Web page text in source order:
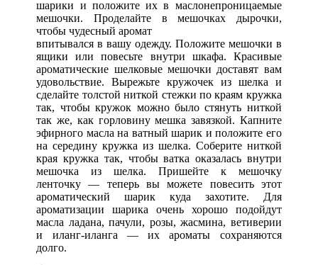
шарики и положите их в маслонепроницаемые
мешочки. Проделайте в мешочках дырочки,
чтобы чудесный аромат
впитывался в вашу одежду. Положите мешочки в
ящики или повесьте внутри шкафа. Красивые
ароматические шелковые мешочки доставят вам
удовольствие. Вырежьте кружочек из шелка и
сделайте толстой ниткой стежки по краям кружка
так, чтобы кружок можно было стянуть ниткой
так же, как горловину мешка завязкой. Капните
эфирного масла на ватный шарик и положите его
на середину кружка из шелка. Соберите ниткой
края кружка так, чтобы ватка оказалась внутри
мешочка из шелка. Пришейте к мешочку
ленточку — теперь вы можете повесить этот
ароматический шарик куда захотите. Для
ароматизации шарика очень хорошо подойдут
масла ладана, пачули, розы, жасмина, ветиверии
и иланг-иланга — их ароматы сохраняются
долго.